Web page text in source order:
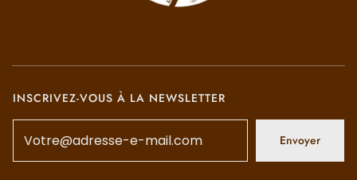
INSCRIVEZ-VOUS À LA NEWSLETTER
Envoyer